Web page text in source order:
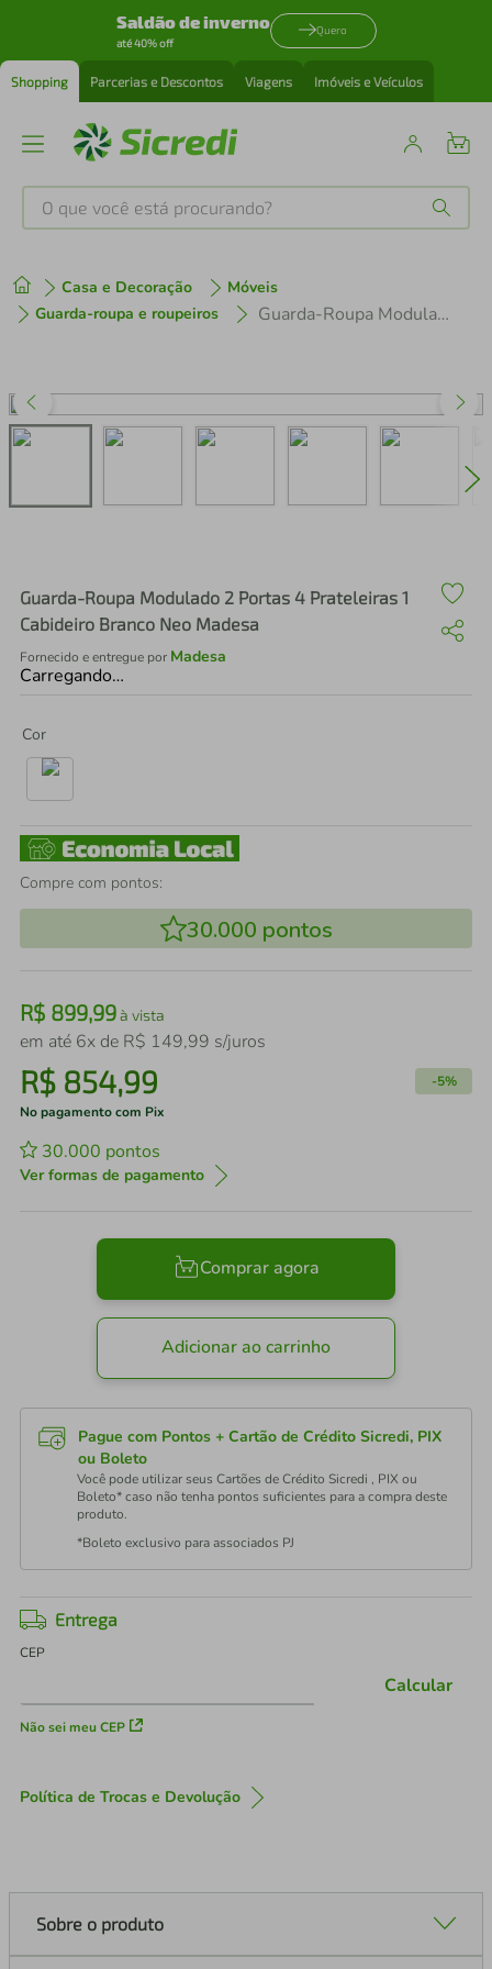
Saldão de inverno
até 40% off
Quero
Shopping Parcerias e Descontos Viagens Imóveis e Veículos
O que você está procurando?
Casa e Decoração
Móveis
Guarda-roupa e roupeiros
Guarda-Roupa Modulado 2 Portas 4 Prateleiras 1 Cabideiro Branco Neo Madesa
Guarda-Roupa Modulado 2 Portas 4 Prateleiras 1
Cabideiro Branco Neo Madesa
Fornecido e entregue por Madesa
Carregando…
Cor
Compre com pontos:
30.000 pontos
R$ 899,99à vista
em até 6x de R$ 149,99 s/juros
R$ 854,99 -5%
No pagamento com Pix
30.000 pontos
Ver formas de pagamento
Comprar agora
Adicionar ao carrinho
Pague com Pontos + Cartão de Crédito Sicredi, PIX
ou Boleto
Você pode utilizar seus Cartões de Crédito Sicredi , PIX ou
Boleto* caso não tenha pontos suficientes para a compra deste
produto.
*Boleto exclusivo para associados PJ
Entrega
CEP
Não sei meu CEP
Calcular
Política de Trocas e Devolução
Sobre o produto
1º tenis
3º perfume